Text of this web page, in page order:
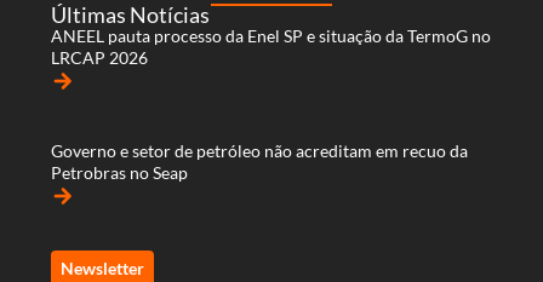
Últimas Notícias
ANEEL pauta processo da Enel SP e situação da TermoG no
LRCAP 2026
arrow_forward
Governo e setor de petróleo não acreditam em recuo da
Petrobras no Seap
arrow_forward
Newsletter